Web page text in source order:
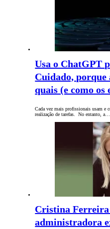
Usa o ChatGPT
Cuidado, porque
quais (e como os
Cada vez mais profissionais usam e
realização de tarefas. No entanto, a…
Cristina Ferreira
administradora